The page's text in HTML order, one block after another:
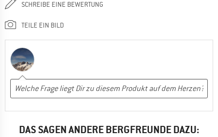
SCHREIBE EINE BEWERTUNG
TEILE EIN BILD
DAS SAGEN ANDERE BERGFREUNDE DAZU: